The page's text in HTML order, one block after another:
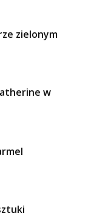
zielonym
w